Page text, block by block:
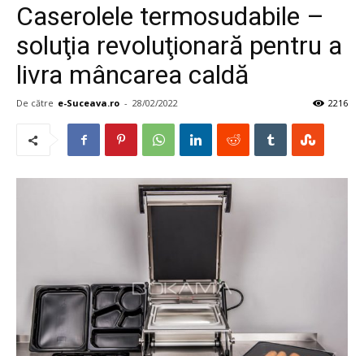
Caserolele termosudabile –
soluţia revoluţionară pentru a
livra mâncarea caldă
De către e-Suceava.ro - 28/02/2022 2216